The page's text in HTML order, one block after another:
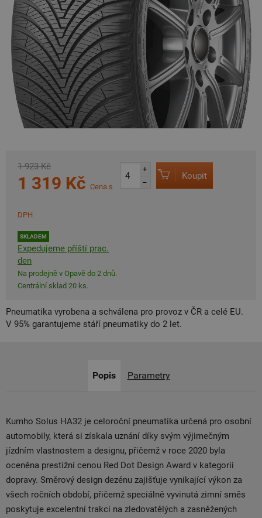
1 923 Kč
1 319 Kč Cena s
DPH
SKLADEM
Expedujeme příští prac.
den
Na prodejně v Opavě do 2 dnů.
Centrální sklad 20 ks.
+
–
Koupit
Pneumatika vyrobena a schválena pro provoz v ČR a celé EU.
V 95% garantujeme stáří pneumatiky do 2 let.
Popis Parametry
Kumho Solus HA32 je celoroční pneumatika určená pro osobní
automobily, která si získala uznání díky svým výjimečným
jízdním vlastnostem a designu, přičemž v roce 2020 byla
oceněna prestižní cenou Red Dot Design Award v kategorii
dopravy. Směrový design dezénu zajišťuje vynikající výkon za
všech ročních období, přičemž speciálně vyvinutá zimní směs
poskytuje excelentní trakci na zledovatělých a zasněžených